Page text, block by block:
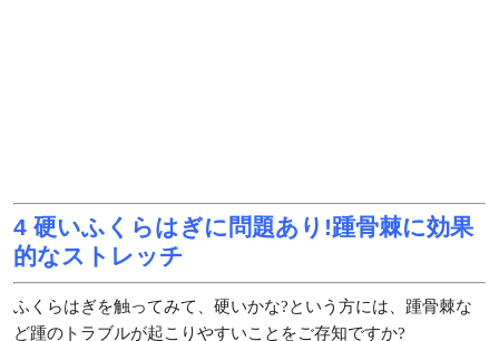
4 硬いふくらはぎに問題あり!踵骨棘に効果
的なストレッチ
ふくらはぎを触ってみて、硬いかな?という方には、踵骨棘な
ど踵のトラブルが起こりやすいことをご存知ですか?